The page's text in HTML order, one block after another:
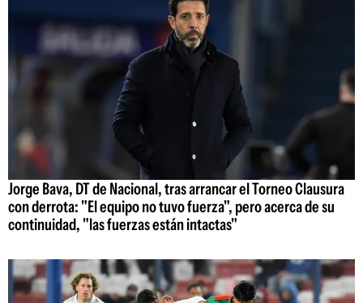
Jorge Bava, DT de Nacional, tras arrancar el Torneo Clausura
con derrota: "El equipo no tuvo fuerza", pero acerca de su
continuidad, "las fuerzas están intactas"